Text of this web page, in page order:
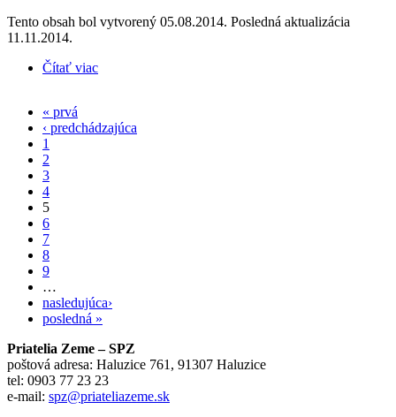
Tento obsah bol vytvorený 05.08.2014. Posledná aktualizácia
11.11.2014.
Čítať viac
Stránky
« prvá
‹ predchádzajúca
1
2
3
4
5
6
7
8
9
…
nasledujúca›
posledná »
Priatelia Zeme – SPZ
poštová adresa: Haluzice 761, 91307 Haluzice
tel: 0903 77 23 23
e-mail: spz@priateliazeme.sk